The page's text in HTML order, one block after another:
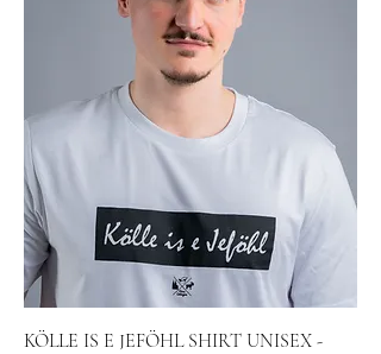
KÖLLE IS E JEFÖHL SHIRT UNISEX -